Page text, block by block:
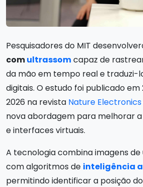
Pesquisadores do MIT
comultrassomcapaz de
da mão em tempo real e traduzi-
digitais. O estudo foi publicado
2026 na revista Nature Electronics
nova abordagem para melhorar
e interfaces virtuais.
A tecnologia combina imagens
com algoritmos de inteligência
permitindo identificar a posição